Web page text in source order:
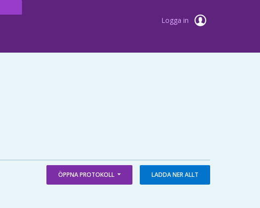
Logga in
ÖPPNA PROTOKOLL LADDA NER ALLT